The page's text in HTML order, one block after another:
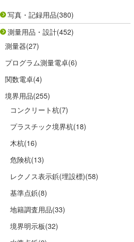
写真・記録用品(380)
測量用品・設計(452)
測量器(27)
プログラム測量電卓(6)
関数電卓(4)
境界用品(255)
コンクリート杭(7)
プラスチック境界杭(18)
木杭(16)
危険杭(13)
レクノス表示鋲(埋設標)(58)
基準点鋲(8)
地籍調査用品(33)
境界明示板(32)